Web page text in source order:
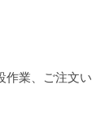
作業、ご注文い